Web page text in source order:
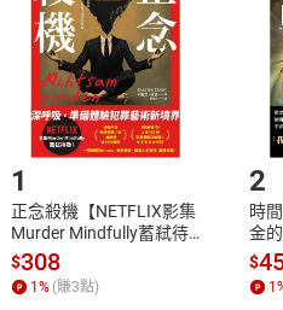
貨」，本店鋪將依您的申
請注意，樂天市場須以整
購書後，如何開始使
Step1.選擇閱讀載
1
正念殺機【NETFLIX影集
Murder Mindfully蓄弒待
發】【電子書】
$308
1% (賺3點)
2
時
金
$
1